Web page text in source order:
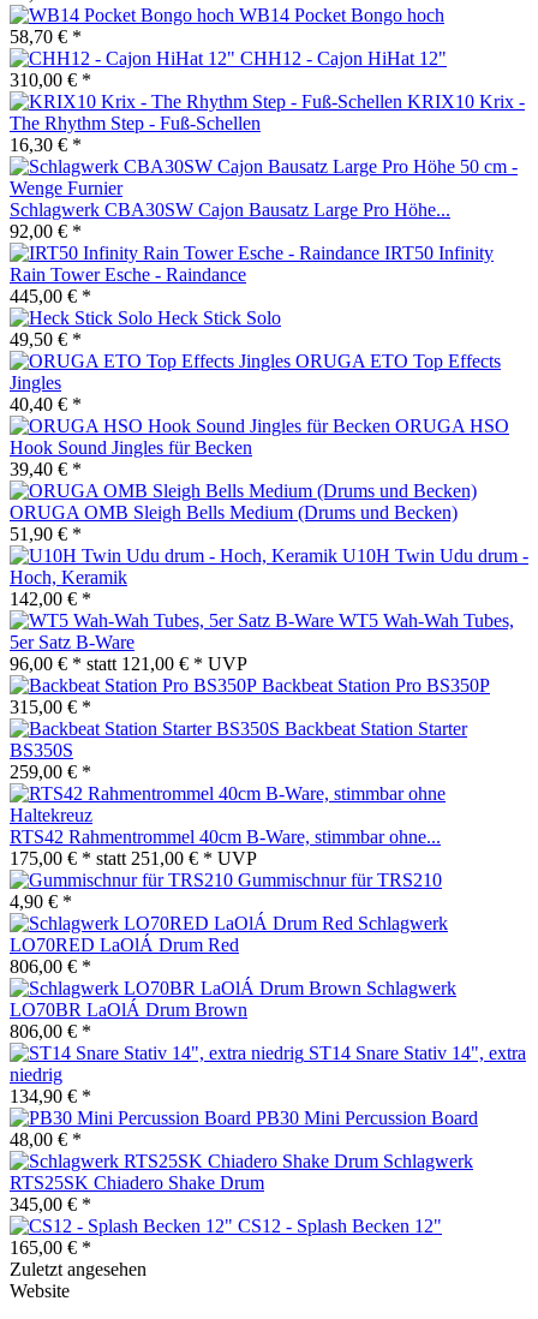
WB14 Pocket Bongo hoch
58,70 € *
CHH12 - Cajon HiHat 12"
310,00 € *
KRIX10 Krix -
The Rhythm Step - Fuß-Schellen
16,30 € *
Schlagwerk CBA30SW Cajon Bausatz Large Pro Höhe...
92,00 € *
IRT50 Infinity
Rain Tower Esche - Raindance
445,00 € *
Heck Stick Solo
49,50 € *
ORUGA ETO Top Effects
Jingles
40,40 € *
ORUGA HSO
Hook Sound Jingles für Becken
39,40 € *
ORUGA OMB Sleigh Bells Medium (Drums und Becken)
51,90 € *
U10H Twin Udu drum -
Hoch, Keramik
142,00 € *
WT5 Wah-Wah Tubes,
5er Satz B-Ware
96,00 € * statt 121,00 € * UVP
Backbeat Station Pro BS350P
315,00 € *
Backbeat Station Starter
BS350S
259,00 € *
RTS42 Rahmentrommel 40cm B-Ware, stimmbar ohne...
175,00 € * statt 251,00 € * UVP
Gummischnur für TRS210
4,90 € *
Schlagwerk
LO70RED LaOlÁ Drum Red
806,00 € *
Schlagwerk
LO70BR LaOlÁ Drum Brown
806,00 € *
ST14 Snare Stativ 14", extra
niedrig
134,90 € *
PB30 Mini Percussion Board
48,00 € *
Schlagwerk
RTS25SK Chiadero Shake Drum
345,00 € *
CS12 - Splash Becken 12"
165,00 € *
Zuletzt angesehen
Website